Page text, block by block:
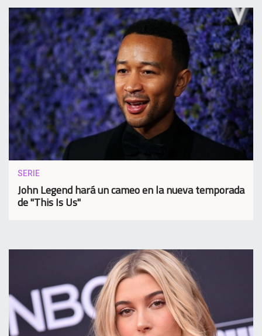
SERIE
John Legend hará un cameo en la nueva temporada
de "This Is Us"